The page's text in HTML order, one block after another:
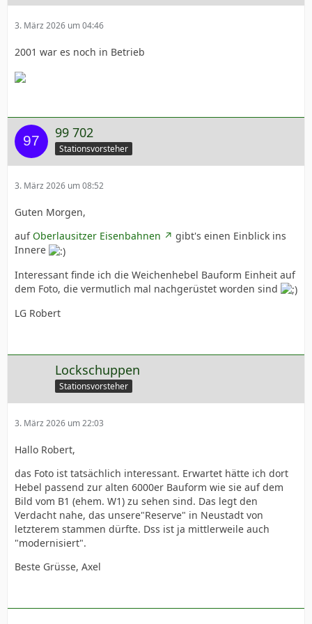
3. März 2026 um 04:46
2001 war es noch in Betrieb
99 702
Stationsvorsteher
3. März 2026 um 08:52
Guten Morgen,
auf Oberlausitzer Eisenbahnen
gibt's einen Einblick ins
Innere
Interessant finde ich die Weichenhebel Bauform Einheit auf
dem Foto, die vermutlich mal nachgerüstet worden sind
LG Robert
Lockschuppen
Stationsvorsteher
3. März 2026 um 22:03
Hallo Robert,
das Foto ist tatsächlich interessant. Erwartet hätte ich dort
Hebel passend zur alten 6000er Bauform wie sie auf dem
Bild vom B1 (ehem. W1) zu sehen sind. Das legt den
Verdacht nahe, das unsere"Reserve" in Neustadt von
letzterem stammen dürfte. Dss ist ja mittlerweile auch
"modernisiert".
Beste Grüsse, Axel